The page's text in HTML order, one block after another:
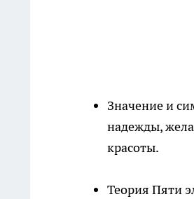
Значение и
надежды,
красоты.
Теория Пяти